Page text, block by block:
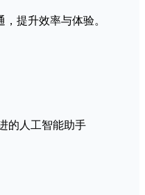
提升效率与体验。
的人工智能助手